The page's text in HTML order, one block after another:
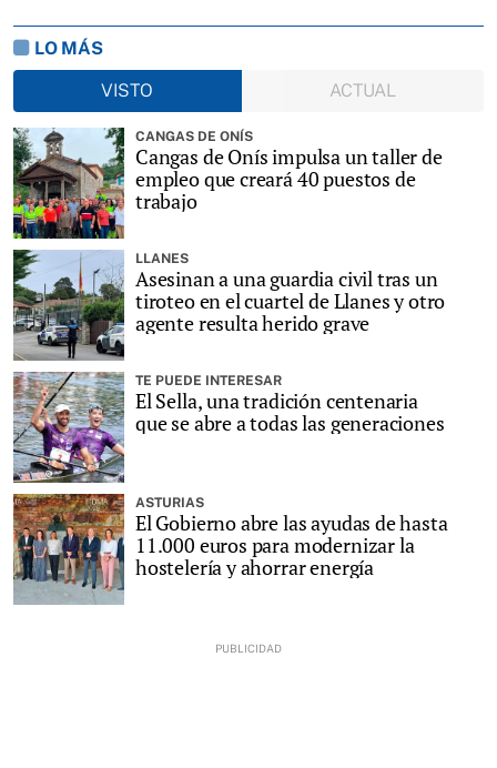
LO MÁS
VISTO
ACTUAL
CANGAS DE ONÍS
Cangas de Onís impulsa un taller de
empleo que creará 40 puestos de
trabajo
LLANES
Asesinan a una guardia civil tras un
tiroteo en el cuartel de Llanes y otro
agente resulta herido grave
TE PUEDE INTERESAR
El Sella, una tradición centenaria
que se abre a todas las generaciones
ASTURIAS
El Gobierno abre las ayudas de hasta
11.000 euros para modernizar la
hostelería y ahorrar energía